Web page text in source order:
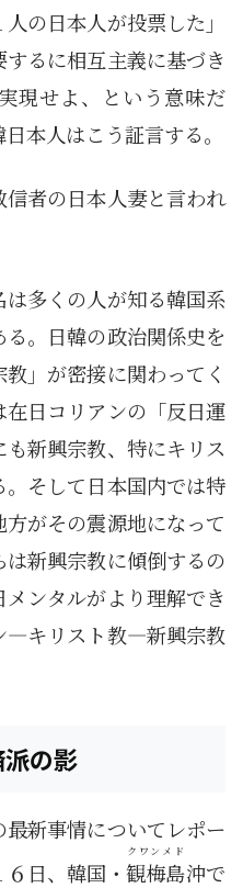
の日本人が投票した」
るに相互主義に基づき
現せよ、という意味だ
本人はこう証言する。
信者の日本人妻と言われ
多くの人が知る韓国系
。日韓の政治関係史を
」が密接に関わってく
日コリアンの「反日運
新興宗教、特にキリス
。そして日本国内では特
がその震源地になって
新興宗教に傾倒するの
ンタルがより理解でき
―キリスト教―新興宗教
の影
新事情についてレポー
日、韓国・ 観梅島
クワンメド
沖で